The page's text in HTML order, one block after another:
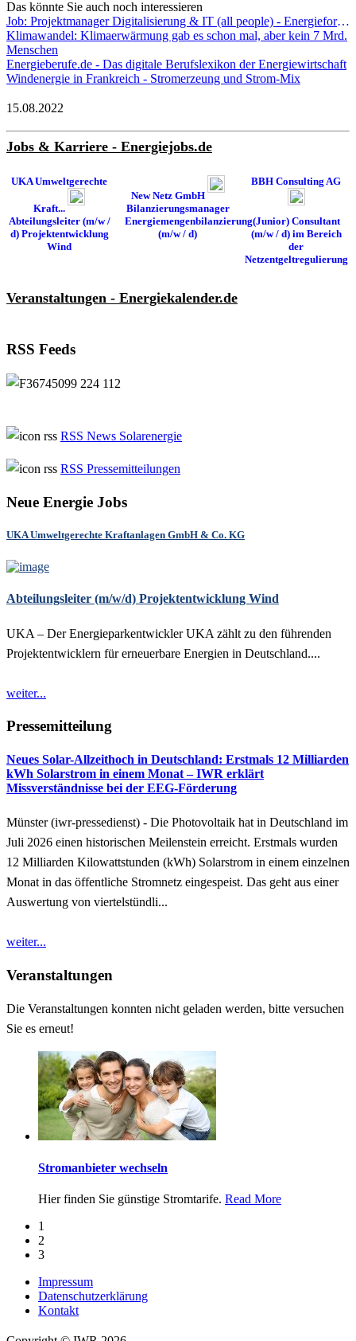
Das könnte Sie auch noch interessieren
Job: Projektmanager Digitalisierung & IT (all people) - Energieforen Leipzig GmbH
Klimawandel: Klimaerwärmung gab es schon mal, aber kein 7 Mrd.
Menschen
Energieberufe.de - Das digitale Berufslexikon der Energiewirtschaft
Windenergie in Frankreich - Stromerzeung und Strom-Mix
15.08.2022
Jobs & Karriere - Energiejobs.de
UKA Umweltgerechte
Kraft...
Abteilungsleiter (m/w /
d) Projektentwicklung
Wind
New Netz GmbH
Bilanzierungsmanager
Energiemengenbilanzierung
(m/w / d)
BBH Consulting AG
(Junior) Consultant
(m/w / d) im Bereich
der
Netzentgeltregulierung
Veranstaltungen - Energiekalender.de
RSS Feeds
RSS News Solarenergie
RSS Pressemitteilungen
Neue Energie Jobs
UKA Umweltgerechte Kraftanlagen GmbH & Co. KG
Abteilungsleiter (m/w/d) Projektentwicklung Wind
UKA – Der Energieparkentwickler UKA zählt zu den führenden
Projektentwicklern für erneuerbare Energien in Deutschland....
weiter...
Pressemitteilung
Neues Solar-Allzeithoch in Deutschland: Erstmals 12 Milliarden
kWh Solarstrom in einem Monat – IWR erklärt
Missverständnisse bei der EEG-Förderung
Münster (iwr-pressedienst) - Die Photovoltaik hat in Deutschland im
Juli 2026 einen historischen Meilenstein erreicht. Erstmals wurden
12 Milliarden Kilowattstunden (kWh) Solarstrom in einem einzelnen
Monat in das öffentliche Stromnetz eingespeist. Das geht aus einer
Auswertung von viertelstündli...
weiter...
Veranstaltungen
Die Veranstaltungen konnten nicht geladen werden, bitte versuchen
Sie es erneut!
Stromanbieter wechseln
Hier finden Sie günstige Stromtarife. Read More
1
2
3
Impressum
Datenschutzerklärung
Kontakt